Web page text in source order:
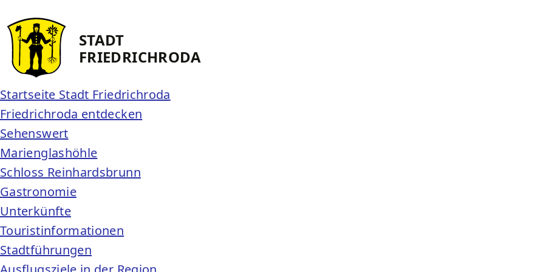
STADT
FRIEDRICH­RODA
Startseite Stadt Friedrichroda
Friedrichroda entdecken
Sehenswert
Marienglashöhle
Schloss Reinhardsbrunn
Gastronomie
Unterkünfte
Touristinformationen
Stadtführungen